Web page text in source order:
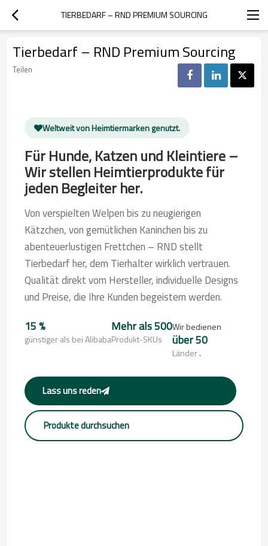
TIERBEDARF – RND PREMIUM SOURCING
Tierbedarf – RND Premium Sourcing
Teilen
Weltweit von Heimtiermarken genutzt.
Für Hunde, Katzen und Kleintiere –
Wir stellen Heimtierprodukte für
jeden Begleiter her.
Von verspielten Welpen bis zu neugierigen
Kätzchen, von gemütlichen Kaninchen bis zu
abenteuerlustigen Frettchen – RND stellt
Tierbedarf her, dem Tierhalter wirklich vertrauen.
Qualität direkt vom Hersteller, individuelle Designs
und Preise, die Ihre Kunden begeistern werden.
15 %
günstiger als bei Alibaba
Mehr als 500
Produkt-SKUs
Wir bedienen
über 50
Länder.
Lass uns reden
Produkte durchsuchen